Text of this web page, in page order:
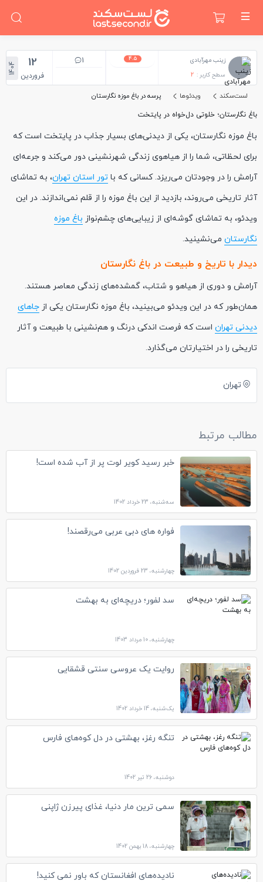
زینب مهرآبادی
سطح کاربر : 2
4.5
1
12
فروردین
1404
لست‌سکند ویدئوها
پرسه در باغ موزه نگارستان
باغ نگارستان؛ خلوتی دل‌خواه در پایتخت
باغ موزه نگارستان، یکی از دیدنی‌های بسیار جذاب در پایتخت است که
برای لحظاتی، شما را از هیاهوی زندگی شهرنشینی دور می‌کند و جرعه‌ای
آرامش را در وجودتان می‌ریزد. کسانی که با تور استان تهران، به تماشای
آثار تاریخی می‌روند، بازدید از این باغ موزه را از قلم نمی‌اندازند. در این
ویدئو، به تماشای گوشه‌ای از زیبایی‌های چشم‌نواز باغ موزه
نگارستان می‌نشینید.
دیدار با تاریخ و طبیعت در باغ نگارستان
آرامش و دوری از هیاهو و شتاب، گمشده‌های زندگی معاصر هستند.
همان‌طور که در این ویدئو می‌بینید، باغ موزه نگارستان یکی از جاهای
دیدنی تهران است که فرصت اندکی درنگ و هم‌نشینی با طبیعت و آثار
تاریخی را در اختیارتان می‌گذارد.
تهران
مطالب مرتبط
خبر رسید کویر لوت پر از آب شده است!
سه‌شنبه، 23 خرداد 1402
فواره های دبی عربی می‌رقصند!
چهارشنبه، 23 فروردین 1402
سد لفور؛ دریچه‌ای به بهشت
چهارشنبه، 10 مرداد 1403
روایت یک عروسی سنتی قشقایی
یک‌شنبه، 14 خرداد 1402
تنگه رغز، بهشتی در دل کوه‌های فارس
دوشنبه، 26 تیر 1402
سمی ترین مار دنیا، غذای پیرزن ژاپنی
چهارشنبه، 18 بهمن 1402
نادیده‌های افغانستان که باور نمی کنید!